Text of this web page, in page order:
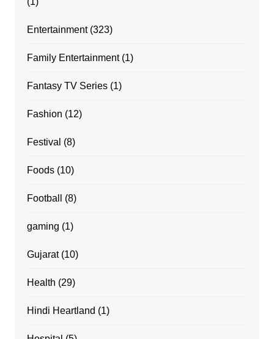
Entertainment(323)
Family Entertainment(1)
Fantasy TV Series(1)
Fashion (12)
Festival (8)
Foods(10)
Football (8)
gaming (1)
Gujarat(10)
Health (29)
Hindi Heartland (1)